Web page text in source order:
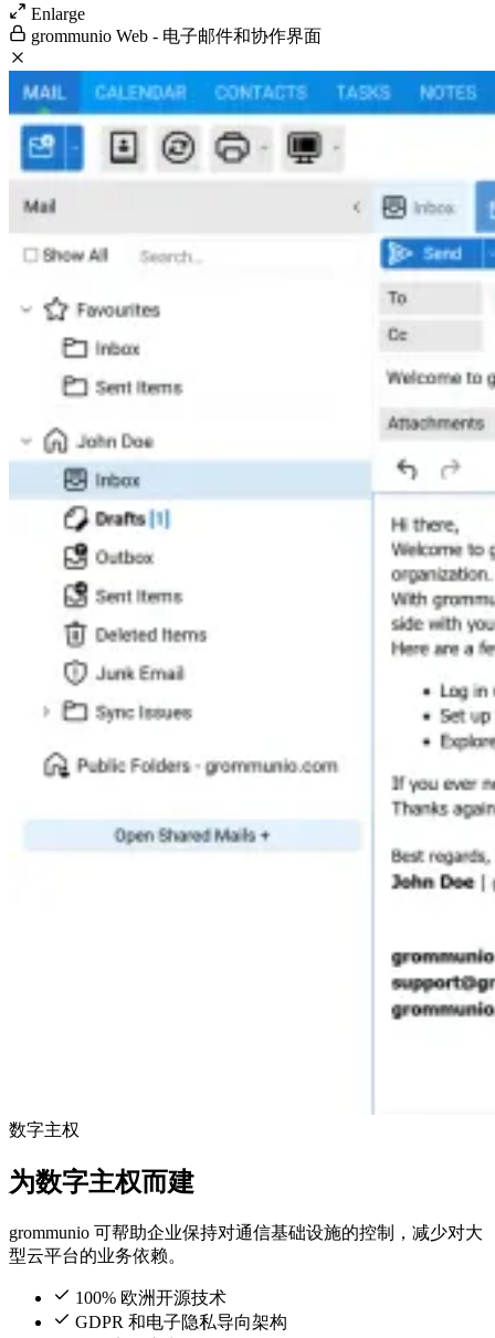
Enlarge
grommunio Web - 电子邮件和协作界面
数字主权
为数字主权而建
grommunio 可帮助企业保持对通信基础设施的控制，减少对大
型云平台的业务依赖。
100% 欧洲开源技术
GDPR 和电子隐私导向架构